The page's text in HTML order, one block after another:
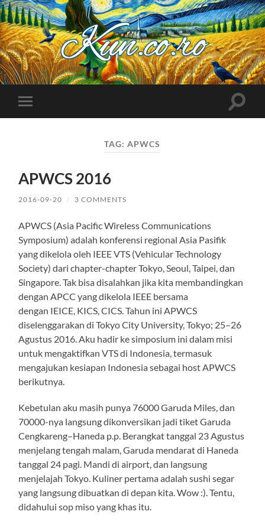
Kuncoro++
Toggle
mobile
Toggle
TAG:APWCS
APWCS 2016
2016-09-20 / 3 COMMENTS
APWCS (Asia Pacific Wireless Communications
Symposium) adalah konferensi regional Asia Pasifik
yang dikelola oleh IEEE VTS (Vehicular Technology
Society) dari chapter-chapter Tokyo, Seoul, Taipei, dan
Singapore. Tak bisa disalahkan jika kita membandingkan
dengan APCC yang dikelola IEEE bersama
dengan IEICE, KICS, CICS. Tahun ini APWCS
diselenggarakan di Tokyo City University, Tokyo; 25–26
Agustus 2016. Aku hadir ke simposium ini dalam misi
untuk mengaktifkan VTS di Indonesia, termasuk
mengajukan kesiapan Indonesia sebagai host APWCS
berikutnya.
Kebetulan aku masih punya 76000 Garuda Miles, dan
70000-nya langsung dikonversikan jadi tiket Garuda
Cengkareng–Haneda p.p. Berangkat tanggal 23 Agustus
menjelang tengah malam, Garuda mendarat di Haneda
tanggal 24 pagi. Mandi di airport, dan langsung
menjelajah Tokyo. Kuliner pertama adalah sushi segar
yang langsung dibuatkan di depan kita. Wow :). Tentu,
didahului sop miso yang khas itu.